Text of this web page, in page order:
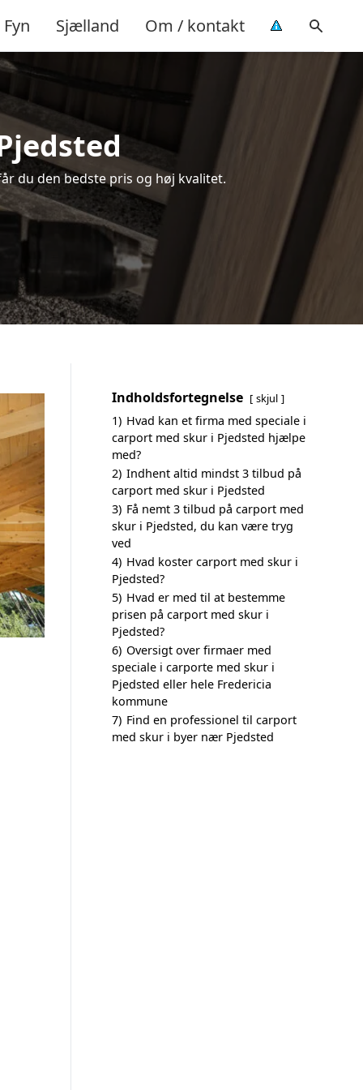
Fyn Sjælland Om / kontakt
du den bedste pris og høj kvalitet.
Indholdsfortegnelse skjul
1) Hvad kan et firma med speciale i
carport med skur i Pjedsted hjælpe
med?
2) Indhent altid mindst 3 tilbud på
carport med skur i Pjedsted
3) Få nemt 3 tilbud på carport med
skur i Pjedsted, du kan være tryg
ved
4) Hvad koster carport med skur i
Pjedsted?
5) Hvad er med til at bestemme
prisen på carport med skur i
Pjedsted?
6) Oversigt over firmaer med
speciale i carporte med skur i
Pjedsted eller hele Fredericia
kommune
7) Find en professionel til carport
med skur i byer nær Pjedsted